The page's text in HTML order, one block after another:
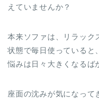
えていませんか？
本来ソファは、リラック
状態で毎日使っていると
悩みは日々大きくなるば
座面の沈みが気になって